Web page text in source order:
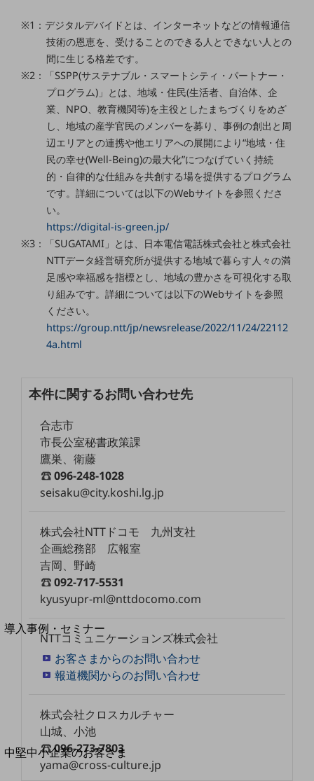
製品TOP
ビジネス向けスマートフォン
タフネススマートフォン
データ通信製品
ドコモケータイ
5G対応ホームルーター
通信モジュール製品
IOT完了済みメーカーブランド製品
料金
ドコモBiz データ無制限 ドコモ MAX ドコモ mini ドコモBiz かけ放題
ケータイプラン
5Gデータプラス
IoT向け回線料金
モバイルサービス
端末の一元管理
セキュリティ
運用保守・故障紛失サポート
別ウィンドウで開きます
導入事例・セミナー
導入事例TOP
最新の導入事例や注目の導入事例をご紹介します
開催・出展する各種セミナー、イベント情報をご紹介します
中堅中小企業のお客さま
NTTドコモビジネスウォッチ
※1：デジタルデバイドとは、インターネットなどの情報通信
技術の恩恵を、受けることのできる人とできない人との
間に生じる格差です。
※2：「SSPP(サステナブル・スマートシティ・パートナー・
プログラム)」とは、地域・住民(生活者、自治体、企
業、NPO、教育機関等)を主役としたまちづくりをめざ
し、地域の産学官民のメンバーを募り、事例の創出と周
辺エリアとの連携や他エリアへの展開により“地域・住
民の幸せ(Well-Being)の最大化”につなげていく持続
的・自律的な仕組みを共創する場を提供するプログラム
です。詳細については以下のWebサイトを参照くださ
い。
https://digital-is-green.jp/
※3：「SUGATAMI」とは、日本電信電話株式会社と株式会社
NTTデータ経営研究所が提供する地域で暮らす人々の満
足感や幸福感を指標とし、地域の豊かさを可視化する取
り組みです。詳細については以下のWebサイトを参照
ください。
https://group.ntt/jp/newsrelease/2022/11/24/22112
4a.html
本件に関するお問い合わせ先
合志市
市長公室秘書政策課
鷹巣、衛藤
096-248-1028
seisaku@city.koshi.lg.jp
株式会社NTTドコモ 九州支社
企画総務部 広報室
吉岡、野崎
092-717-5531
kyusyupr-ml@nttdocomo.com
NTTコミュニケーションズ株式会社
お客さまからのお問い合わせ
報道機関からのお問い合わせ
株式会社クロスカルチャー
山城、小池
096-273-7803
yama@cross-culture.jp